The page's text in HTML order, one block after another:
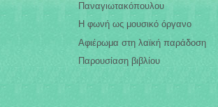
Παναγιωτακόπουλου
Η φωνή ως μουσικό όργανο
Αφιέρωμα στη λαϊκή παράδοση
Παρουσίαση βιβλίου